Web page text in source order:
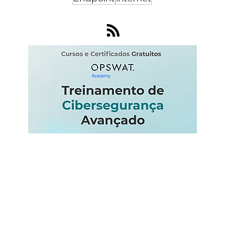
Monitoramento de RedeNuvem
Zero Day
MicrosoftCriptografiaSoftwareNOC
EndpointInternet